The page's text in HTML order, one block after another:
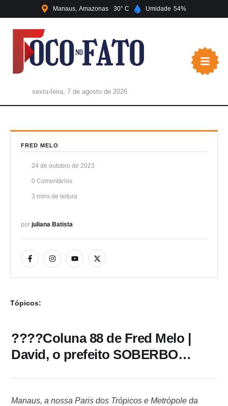
Manaus Amazonas 30 Umidade 54
sexta-feira, 7 de agosto de 2026
FRED MELO
24 de outubro de 2023
0 Comentários
3 mins de leitura
por juliana Batista
Tópicos:
????Coluna 88 de Fred Melo |
David, o prefeito SOBERBO…
Manaus, a nossa Paris dos Trópicos e Metrópole da